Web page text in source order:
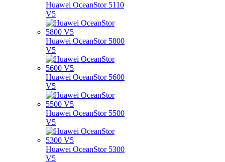
Huawei OceanStor 5110
V5
Huawei OceanStor 5800
V5
Huawei OceanStor 5600
V5
Huawei OceanStor 5500
V5
Huawei OceanStor 5300
V5